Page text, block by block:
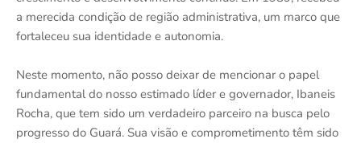
a merecida condição de região administrativa, um marco que
fortaleceu sua identidade e autonomia.
Neste momento, não posso deixar de mencionar o papel
fundamental do nosso estimado líder e governador, Ibaneis
Rocha, que tem sido um verdadeiro parceiro na busca pelo
progresso do Guará. Sua visão e comprometimento têm sido